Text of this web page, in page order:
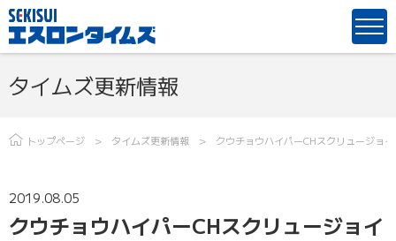
タイムズ更新情報
トップページ タイムズ更新情報 クウチョウハイパーCHスクリュージョ
2019.08.05
クウチョウハイパーCHスクリュージョイ